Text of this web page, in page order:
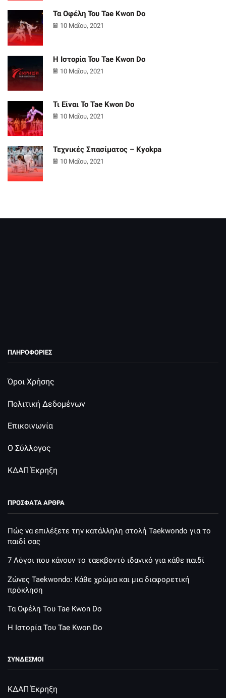
Τα Οφέλη Του Tae Kwon Do
10 Μαΐου, 2021
Η Ιστορία Του Tae Kwon Do
10 Μαΐου, 2021
Τι Είναι Το Tae Kwon Do
10 Μαΐου, 2021
Τεχνικές Σπασίματος – Kyokpa
10 Μαΐου, 2021
ΠΛΗΡΟΦΟΡΙΕΣ
Όροι Χρήσης
Πολιτική Δεδομένων
Επικοινωνία
Ο Σύλλογος
ΚΔΑΠ Έκρηξη
ΠΡΌΣΦΑΤΑ ΆΡΘΡΑ
Πώς να επιλέξετε την κατάλληλη στολή Taekwondo για το
παιδί σας
7 Λόγοι που κάνουν το ταεκβοντό ιδανικό για κάθε παιδί
Ζώνες Taekwondo: Κάθε χρώμα και μια διαφορετική
πρόκληση
Τα Οφέλη Του Tae Kwon Do
Η Ιστορία Του Tae Kwon Do
ΣΥΝΔΕΣΜΟΙ
ΚΔΑΠ Έκρηξη